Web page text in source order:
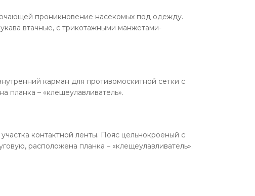
проникновение насекомых под одежду.
втачные, с трикотажными манжетами-
карман для противомоскитной сетки с
планка – «клещеулавливатель».
контактной ленты. Пояс цельнокроеный с
расположена планка – «клещеулавливатель».